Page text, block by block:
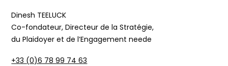
Dinesh TEELUCK
Co-fondateur, Directeur de la Stratégie,
du Plaidoyer et de l’Engagement neede
+33 (0)6 78 99 74 63